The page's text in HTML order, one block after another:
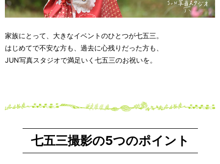
家族にとって、大きなイベントのひとつが七五三。
はじめてで不安な方も、過去に心残りだった方も、
JUN写真スタジオで満足いく七五三のお祝いを。
七五三撮影の5つのポイント